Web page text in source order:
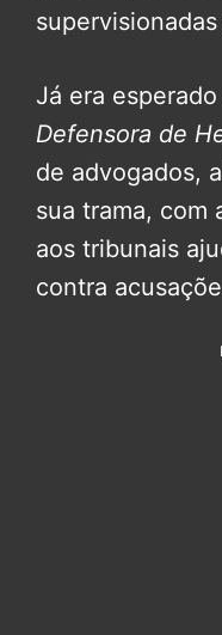
Já era
Defensora de
de advogados,
sua trama, com
aos tribunais
contra